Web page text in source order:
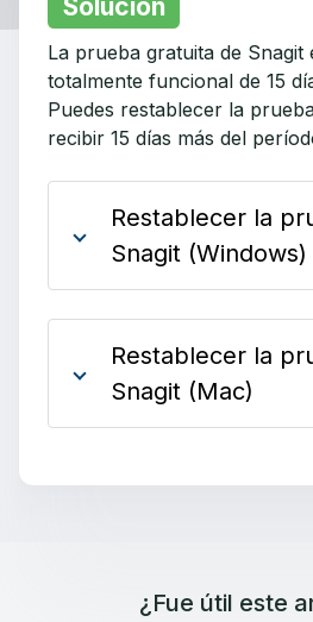
Solución
La prueba gratuita de Snagit
totalmente funcional de 15
Puedes restablecer la
recibir 15 días más del
Restablecer la
Snagit (Windows)
Restablecer la
Snagit (Mac)
¿Fue útil este